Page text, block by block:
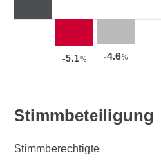
-5.1% -4.6%
Stimmbeteiligung
Stimmberechtigte